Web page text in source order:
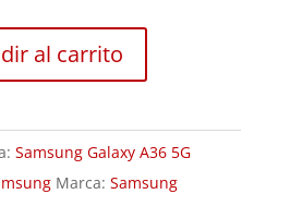
al carrito
Samsung Galaxy A36 5G
Marca: Samsung